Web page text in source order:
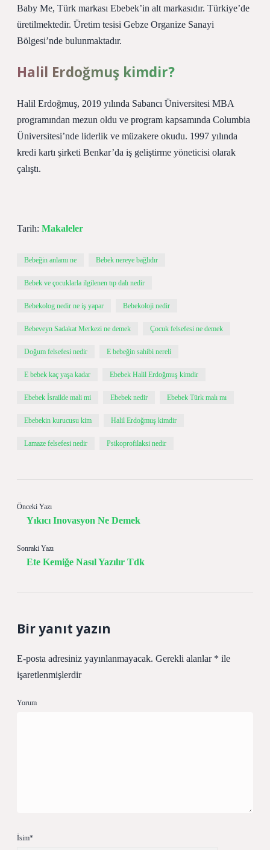
Baby Me, Türk markası Ebebek’in alt markasıdır. Türkiye’de
üretilmektedir. Üretim tesisi Gebze Organize Sanayi
Bölgesi’nde bulunmaktadır.
Halil Erdoğmuş kimdir?
Halil Erdoğmuş, 2019 yılında Sabancı Üniversitesi MBA
programından mezun oldu ve program kapsamında Columbia
Üniversitesi’nde liderlik ve müzakere okudu. 1997 yılında
kredi kartı şirketi Benkar’da iş geliştirme yöneticisi olarak
çalıştı.
Tarih: Makaleler
Bebeğin anlamı ne Bebek nereye bağlıdır
Bebek ve çocuklarla ilgilenen tıp dalı nedir
Bebekolog nedir ne iş yapar Bebekoloji nedir
Bebeveyn Sadakat Merkezi ne demek Çocuk felsefesi ne demek
Doğum felsefesi nedir E bebeğin sahibi nereli
E bebek kaç yaşa kadar Ebebek Halil Erdoğmuş kimdir
Ebebek İsrailde mali mi Ebebek nedir Ebebek Türk malı mı
Ebebekin kurucusu kim Halil Erdoğmuş kimdir
Lamaze felsefesi nedir Psikoprofilaksi nedir
Önceki Yazı
Yıkıcı Inovasyon Ne Demek
Sonraki Yazı
Ete Kemiğe Nasıl Yazılır Tdk
Bir yanıt yazın
E-posta adresiniz yayınlanmayacak. Gerekli alanlar * ile
işaretlenmişlerdir
Yorum
İsim*